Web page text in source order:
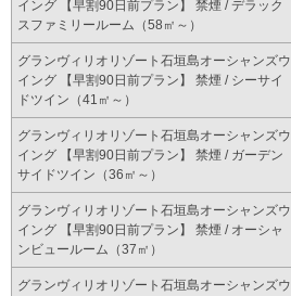
イング 【早割90日前プラン】 禁煙 / デラック
スファミリールーム（58㎡～）
グランヴィリオリゾート石垣島オーシャンズウ
イング 【早割90日前プラン】 禁煙 / シーサイ
ドツイン（41㎡～）
グランヴィリオリゾート石垣島オーシャンズウ
イング 【早割90日前プラン】 禁煙 / ガーデン
サイドツイン（36㎡～）
グランヴィリオリゾート石垣島オーシャンズウ
イング 【早割90日前プラン】 禁煙 / オーシャ
ンビュールーム（37㎡）
グランヴィリオリゾート石垣島オーシャンズウ